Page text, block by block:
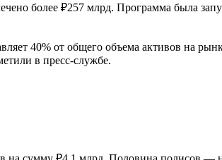
более ₽257 млрд. Программа была
40% от общего объема активов на
в пресс-службе.